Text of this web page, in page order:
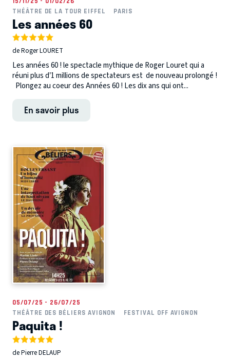
THÉÂTRE DE LA TOUR EIFFEL
PARIS
Les années 60
de Roger LOURET
Les années 60 ! le spectacle mythique de Roger Louret qui a
réuni plus d’1 millions de spectateurs est de nouveau prolongé !
Plongez au coeur des Années 60 ! Les dix ans qui ont...
En savoir plus
05/07/25 - 26/07/25
THÉÂTRE DES BÉLIERS AVIGNON
FESTIVAL OFF AVIGNON
Paquita !
de Pierre DELAUP